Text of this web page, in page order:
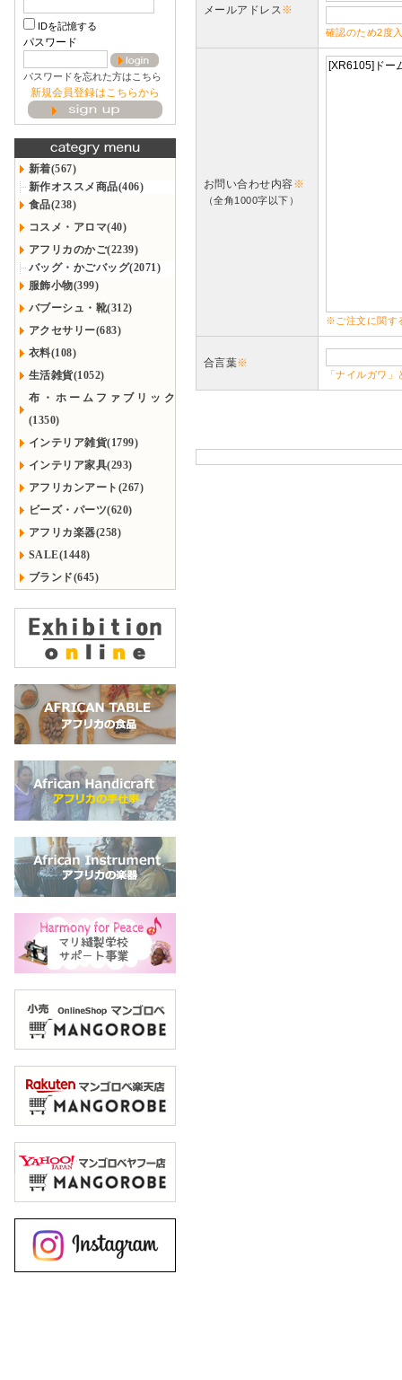
IDを記憶する
パスワード
パスワードを忘れた方はこちら
新規会員登録はこちらから
新着(567)
新作オススメ商品(406)
食品(238)
コスメ・アロマ(40)
アフリカのかご(2239)
バッグ・かごバッグ(2071)
服飾小物(399)
バブーシュ・靴(312)
アクセサリー(683)
衣料(108)
生活雑貨(1052)
布・ホームファブリック
(1350)
インテリア雑貨(1799)
インテリア家具(293)
アフリカンアート(267)
ビーズ・パーツ(620)
アフリカ楽器(258)
SALE(1448)
ブランド(645)
メールアドレス※
確認のため2度
お問い合わせ内容※
（全角1000字以下）
※ご注文に関す
合言葉※
「ナイルガワ